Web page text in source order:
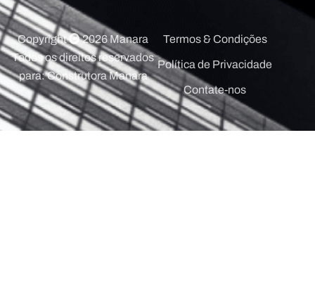
Copyright 2026 Manara
Todos os direitos reservados
para:Construtora Manara
Termos & Condições
Política de Privacidade
Contate-nos